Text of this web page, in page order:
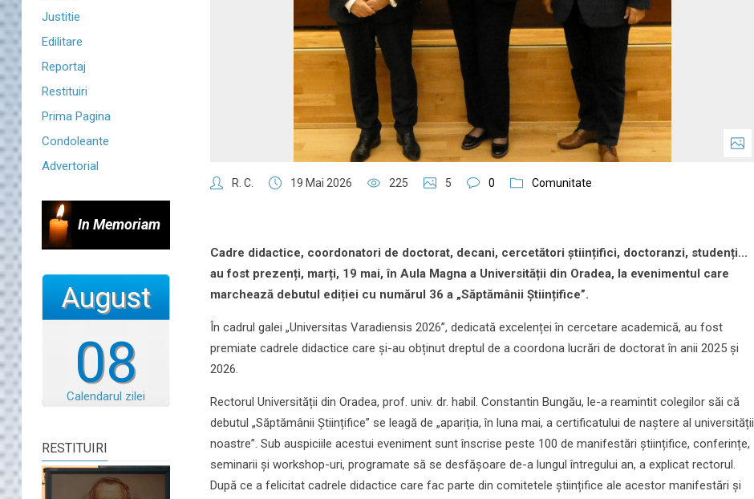
Justitie
Edilitare
Reportaj
Restituiri
Prima Pagina
Condoleante
Advertorial
In Memoriam
08
August
Calendarul zilei
RESTITUIRI
R. C. 19 Mai 2026 225 5 0 Comunitate
Cadre didactice, coordonatori de doctorat, decani, cercetători științifici, doctoranzi, studenți...
au fost prezenți, marți, 19 mai, în Aula Magna a Universității din Oradea, la evenimentul care
marchează debutul ediției cu numărul 36 a „Săptămânii Științifice”.
În cadrul galei „Universitas Varadiensis 2026”, dedicată excelenței în cercetare academică, au fost
premiate cadrele didactice care și-au obținut dreptul de a coordona lucrări de doctorat în anii 2025 și
2026.
Rectorul Universității din Oradea, prof. univ. dr. habil. Constantin Bungău, le-a reamintit colegilor săi că
debutul „Săptămânii Științifice” se leagă de „apariția, în luna mai, a certificatului de naștere al universității
noastre”. Sub auspiciile acestui eveniment sunt înscrise peste 100 de manifestări științifice, conferințe,
seminarii și workshop-uri, programate să se desfășoare de-a lungul întregului an, a explicat rectorul.
După ce a felicitat cadrele didactice care fac parte din comitetele științifice ale acestor manifestări și